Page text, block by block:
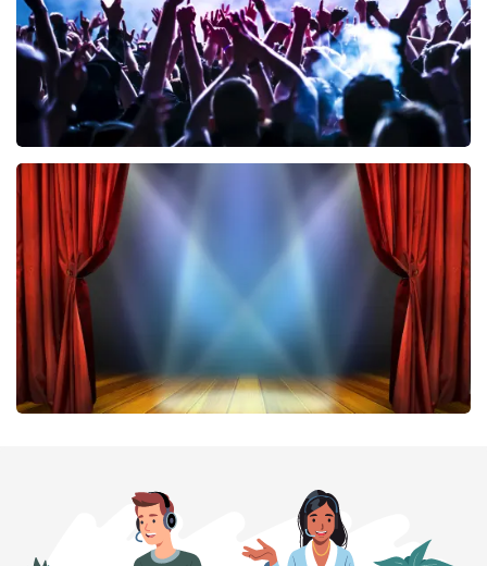
Megadeth
456 laatste 30 minuten
BESTEL NU
BESTEL NU